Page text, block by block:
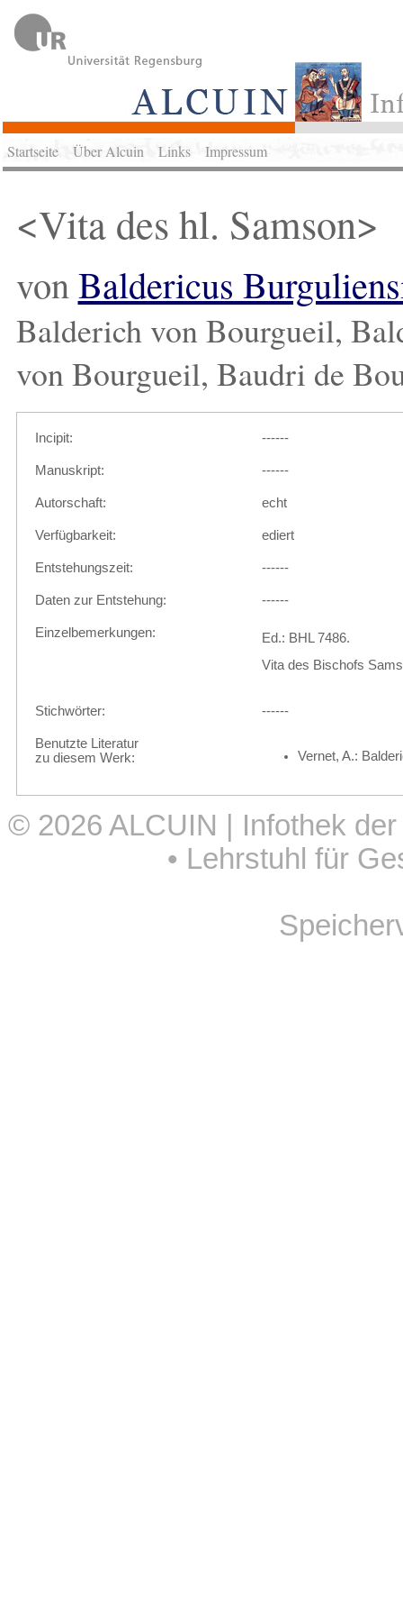
Startseite Über Alcuin Links Impressum
<Vita des hl. Samson>
vonBaldericus
Balderich von Bourgueil,
von Bourgueil, Baudri de
Incipit: ------
Manuskript: ------
Autorschaft: echt
Verfügbarkeit: ediert
Entstehungszeit: ------
Daten zur Entstehung: ------
Einzelbemerkungen:
Ed.: BHL 7486.
Vita des Bischofs
Stichwörter: ------
Benutzte Literatur
zu diesem Werk:
Vernet, A.:
© 2026 ALCUIN | Infothek
• Lehrstuhl für